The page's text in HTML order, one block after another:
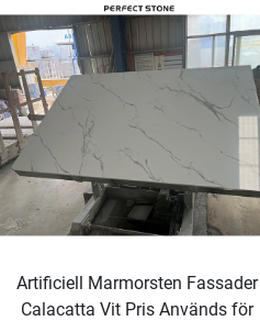
Artificiell Marmorsten Fassader
Calacatta Vit Pris Används för